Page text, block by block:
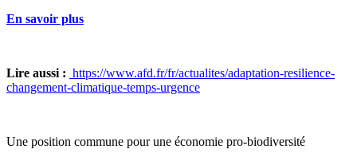
En savoir plus
Lire aussi : https://www.afd.fr/fr/actualites/adaptation-resilience-
changement-climatique-temps-urgence
Une position commune pour une économie pro-biodiversité